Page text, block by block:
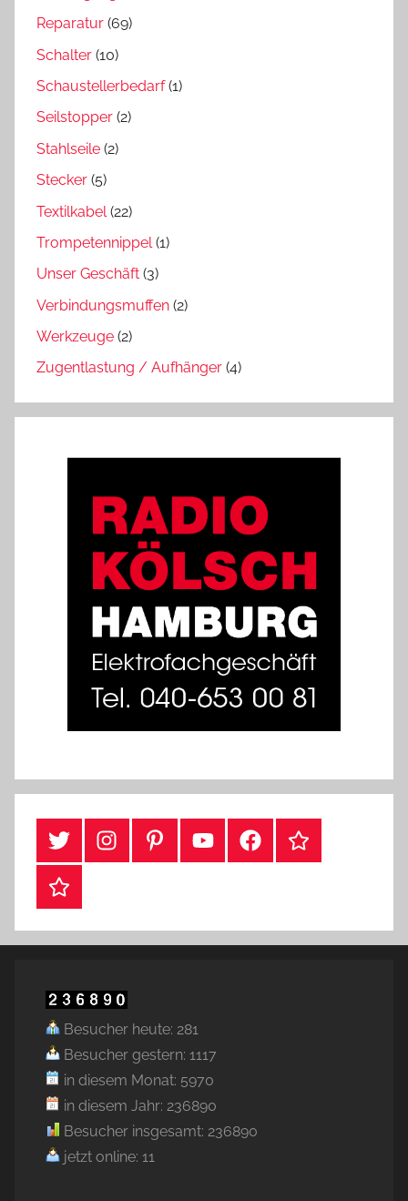
Reparatur (69)
Schalter (10)
Schaustellerbedarf(1)
Seilstopper (2)
Stahlseile (2)
Stecker (5)
Textilkabel (22)
Trompetennippel(1)
Unser Geschäft (3)
Verbindungsmuffen (2)
Werkzeuge (2)
Zugentlastung / Aufhänger (4)
#TwitterInstagramPinterestYouTubeFacebookTikTok
Webshop
Besucher heute: 281
Besucher gestern: 1117
in diesem Monat: 5970
in diesem Jahr: 236890
Besucher insgesamt: 236890
jetzt online: 11